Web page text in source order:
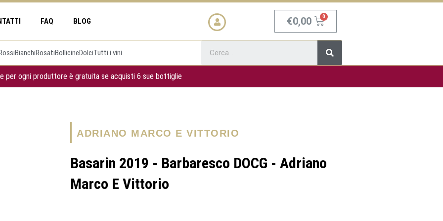
FAQ BLOG €0,00 Carrello
BianchiRosatiBollicineDolciTutti i vini
Cerca
per ogni produttore è gratuita se acquisti 6 sue bottiglie
ADRIANO MARCO E VITTORIO
Basarin 2019 - Barbaresco DOCG - Adriano
Marco E Vittorio